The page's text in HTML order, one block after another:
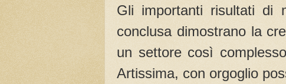
Gli importanti risultati di
conclusa dimostrano la
un settore così
Artissima, con orgoglio